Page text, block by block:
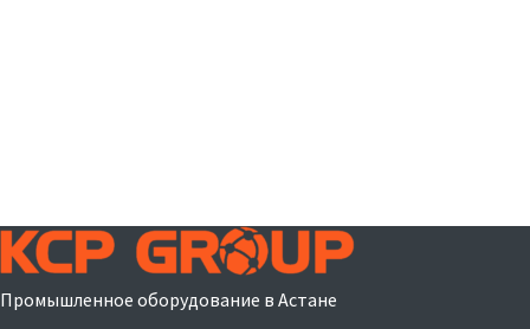
Промышленное оборудование в Астане